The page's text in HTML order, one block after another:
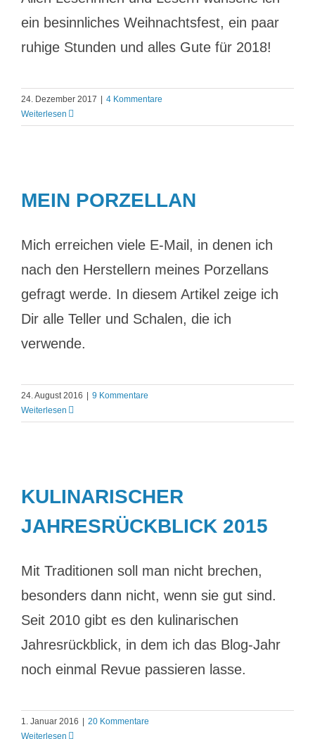
ein besinnliches Weihnachtsfest, ein paar
ruhige Stunden und alles Gute für 2018!
24. Dezember 2017
4 Kommentare
Weiterlesen
MEIN PORZELLAN
Mich erreichen viele E-Mail, in denen ich
nach den Herstellern meines Porzellans
gefragt werde. In diesem Artikel zeige ich
Dir alle Teller und Schalen, die ich
verwende.
24. August 2016
9 Kommentare
Weiterlesen
KULINARISCHER
JAHRESRÜCKBLICK 2015
Mit Traditionen soll man nicht brechen,
besonders dann nicht, wenn sie gut sind.
Seit 2010 gibt es den kulinarischen
Jahresrückblick, in dem ich das Blog-Jahr
noch einmal Revue passieren lasse.
1. Januar 2016
20 Kommentare
Weiterlesen